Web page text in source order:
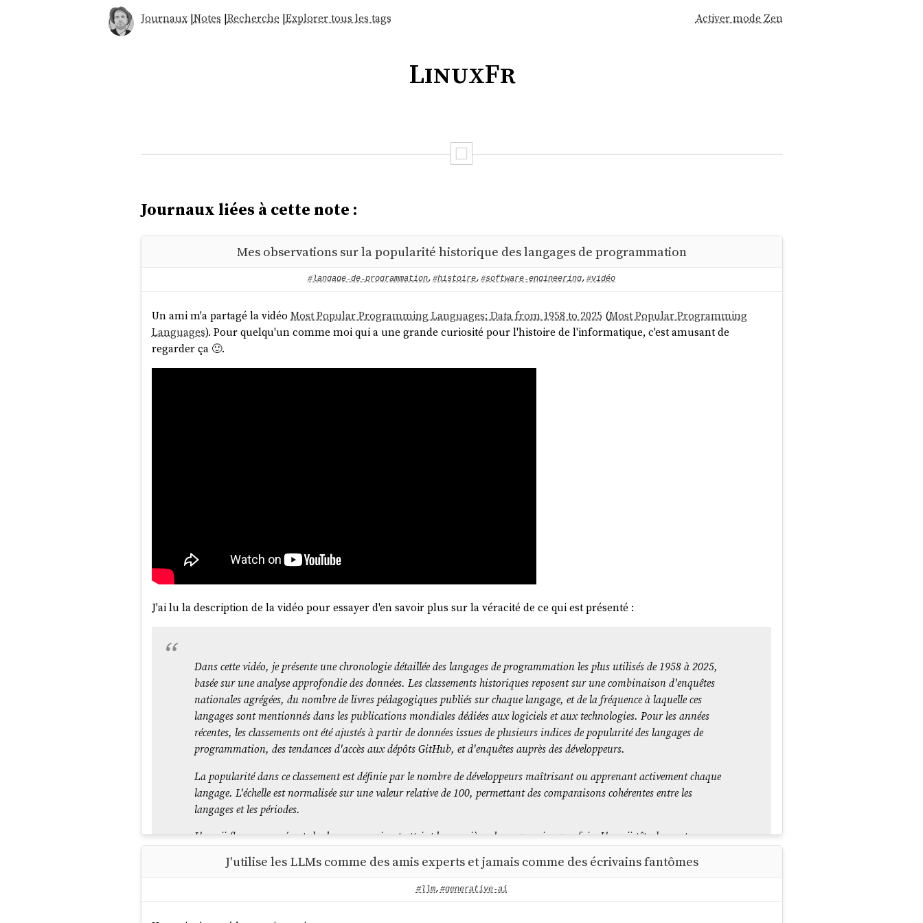
Journaux|Notes |Recherche |Explorer tous les tags Activer mode Zen
LinuxFr
Journaux liées à cette note :
Mes observations sur la popularité historique des langages de programmation
#langage-de-programmation, #histoire, #software-engineering, #vidéo
Un ami m'a partagé la vidéoMost Popular Programming Languages: Data from 1958 to 2025 (Most Popular Programming
Languages). Pour quelqu'un comme moi qui a une grande curiosité pour l'histoire de l'informatique, c'est amusant de
regarder ça 🙂.
J'ai lu la description de la vidéo pour essayer d'en savoir plus sur la véracité de ce qui est présenté :
Dans cette vidéo, je présente une chronologie détaillée des langages de programmation les plus utilisés de 1958 à 2025,
basée sur une analyse approfondie des données. Les classements historiques reposent sur une combinaison d'enquêtes
nationales agrégées, du nombre de livres pédagogiques publiés sur chaque langage, et de la fréquence à laquelle ces
langages sont mentionnés dans les publications mondiales dédiées aux logiciels et aux technologies. Pour les années
récentes, les classements ont été ajustés à partir de données issues de plusieurs indices de popularité des langages de
programmation, des tendances d'accès aux dépôts GitHub, et d'enquêtes auprès des développeurs.
La popularité dans ce classement est définie par le nombre de développeurs maîtrisant ou apprenant activement chaque
langage. L'échelle est normalisée sur une valeur relative de 100, permettant des comparaisons cohérentes entre les
langages et les périodes.
L'emoji flamme représente les langages qui ont atteint la première place au moins une fois. L'emoji tête de mort
développeurs active.
Plusieurs erreurs ont été corrigées par rapport à la vidéo précédente. J'ai également étendu la chronologie de près d'une
J'utilise les LLMs comme des amis experts et jamais comme des écrivains fantômes
#llm, #generative-ai